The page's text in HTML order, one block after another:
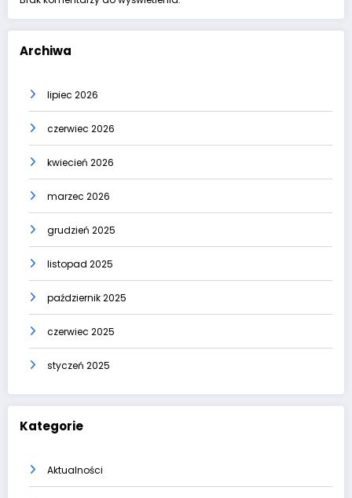
Archiwa
lipiec 2026
czerwiec 2026
kwiecień 2026
marzec 2026
grudzień 2025
listopad 2025
październik 2025
czerwiec 2025
styczeń 2025
Kategorie
Aktualności